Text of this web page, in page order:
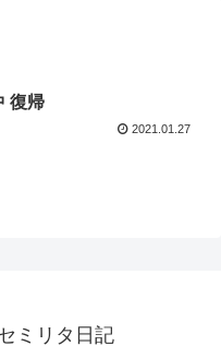
復帰
2021.01.27
ミリタ日記